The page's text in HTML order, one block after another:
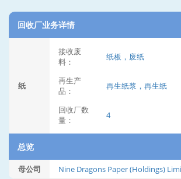
回收厂业务详情
纸
接收废
料：
纸板，废纸
再生产
品：
再生纸浆，再生纸
回收厂数
量：
4
总览
母公司 Nine Dragons Paper (Holdings)